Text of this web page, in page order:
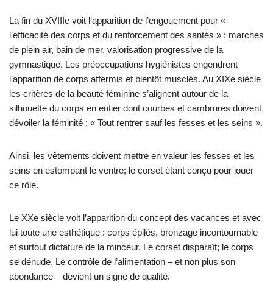
La fin du XVIIIe voit l’apparition de l’engouement pour «
l’efficacité des corps et du renforcement des santés » : marches
de plein air, bain de mer, valorisation progressive de la
gymnastique. Les préoccupations hygiénistes engendrent
l’apparition de corps affermis et bientôt musclés. Au XIXe siècle
les critères de la beauté féminine s’alignent autour de la
silhouette du corps en entier dont courbes et cambrures doivent
dévoiler la féminité : « Tout rentrer sauf les fesses et les seins ».
Ainsi, les vêtements doivent mettre en valeur les fesses et les
seins en estompant le ventre; le corset étant conçu pour jouer
ce rôle.
Le XXe siècle voit l’apparition du concept des vacances et avec
lui toute une esthétique : corps épilés, bronzage incontournable
et surtout dictature de la minceur. Le corset disparaît; le corps
se dénude. Le contrôle de l’alimentation – et non plus son
abondance – devient un signe de qualité.